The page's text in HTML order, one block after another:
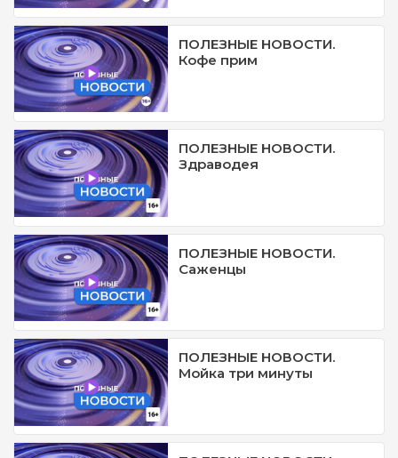
ПОЛЕЗНЫЕ НОВОСТИ.
Кофе прим
ПОЛЕЗНЫЕ НОВОСТИ.
Здраводея
ПОЛЕЗНЫЕ НОВОСТИ.
Саженцы
ПОЛЕЗНЫЕ НОВОСТИ.
Мойка три минуты